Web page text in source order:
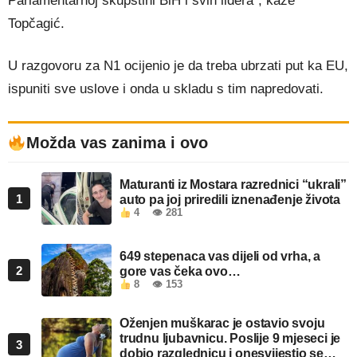
Topčagić.
U razgovoru za N1 ocijenio je da treba ubrzati put ka EU,
ispuniti sve uslove i onda u skladu s tim napredovati.
Možda vas zanima i ovo
1
Maturanti iz Mostara razrednici “ukrali”
auto pa joj priredili iznenađenje života
4 👁 281
2
649 stepenaca vas dijeli od vrha, a
gore vas čeka ovo…
8 👁 153
3
Oženjen muškarac je ostavio svoju
trudnu ljubavnicu. Poslije 9 mjeseci je
dobio razglednicu i onesvijestio se